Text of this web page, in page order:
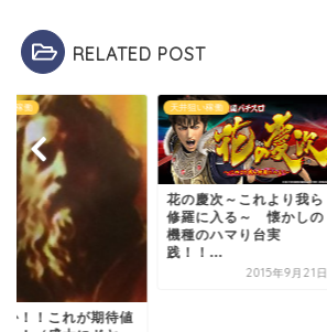
RELATED POST
い稼働
慶次～これより我ら
に入る～ 懐かしの
のハマり台実
！...
2015年9月21日
天井狙い稼働
【緊急速報】マジハロの
REGスルー狙いに気を付
けろ！真相を知らずに...
2016年3月24日